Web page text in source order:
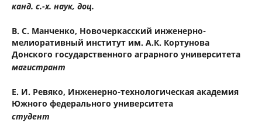
канд. с.-х. наук, доц.
В. С. Манченко, Новочеркасский инженерно-
мелиоративный институт им. А.К. Кортунова
Донского государственного аграрного университета
магистрант
Е. И. Ревяко, Инженерно-технологическая академия
Южного федерального университета
студент